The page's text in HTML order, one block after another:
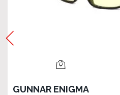
GUNNAR ENIGMA